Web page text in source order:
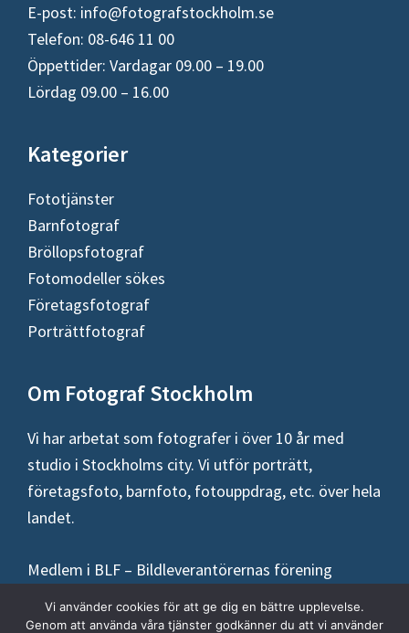
E-post: info@fotografstockholm.se
Telefon: 08-646 11 00
Öppettider: Vardagar 09.00 – 19.00
Lördag 09.00 – 16.00
Kategorier
Fototjänster
Barnfotograf
Bröllopsfotograf
Fotomodeller sökes
Företagsfotograf
Porträttfotograf
Om Fotograf Stockholm
Vi har arbetat som fotografer i över 10 år med
studio i Stockholms city. Vi utför porträtt,
företagsfoto, barnfoto, fotouppdrag, etc. över hela
landet.
Medlem i BLF – Bildleverantörernas förening
Vi använder cookies för att ge dig en bättre upplevelse.
Genom att använda våra tjänster godkänner du att vi använder